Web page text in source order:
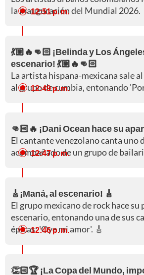
la inauguración del Mundial 2026.
12:51 p. m.
💃🏼🔥👊🏻 ¡Belinda y Los
escenario! 💃🏼🔥👊🏻
La artista hispana-mexicana sale
al grupo de cumbia, entonando
12:49 p. m.
👊🏻🔥 ¡Dani Ocean hace su
El cantante venezolano canta uno
acompañado de un grupo de
12:47 p. m.
🎸¡Maná, al escenario! 🎸
El grupo mexicano de rock hace su
escenario, entonando una de sus
épicas: 'Oye mi amor'. 🎸
12:46 p. m.
👏🏻🏆 ¡La Copa del Mundo,